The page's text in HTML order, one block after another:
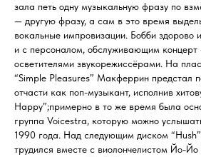
зала петь одну музыкальную фразу по
— другую фразу, а сам в это время
вокальные импровизации. Бобби здорово
и с персоналом, обслуживающим
осветителями звукорежиссёрами. На
“Simple Pleasures” Макферрин предстал
отчасти как поп-музыкант, исполнив
Happy”;примерно в то же время была
группа Voicestra, которую можно
1990 года. Над следующим диском
трудился вместе с виолончелистом Йо-